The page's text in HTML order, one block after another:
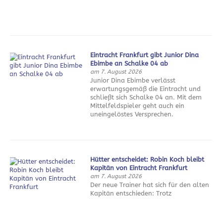
Eintracht Frankfurt gibt Junior Dina
Ebimbe an Schalke 04 ab
am 7. August 2026
Junior Dina Ebimbe verlässt
erwartungsgemäß die Eintracht und
schließt sich Schalke 04 an. Mit dem
Mittelfeldspieler geht auch ein
uneingelöstes Versprechen.
Hütter entscheidet: Robin Koch bleibt
Kapitän von Eintracht Frankfurt
am 7. August 2026
Der neue Trainer hat sich für den alten
Kapitän entschieden: Trotz